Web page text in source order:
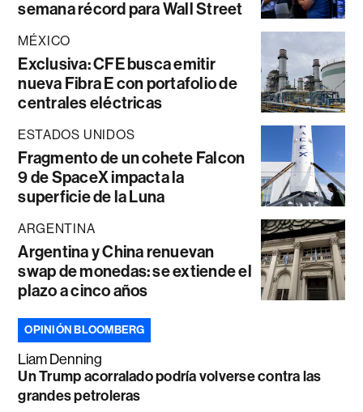
semana récord para Wall Street
MÉXICO
Exclusiva: CFE busca emitir
nueva Fibra E con portafolio de
centrales eléctricas
ESTADOS UNIDOS
Fragmento de un cohete Falcon
9 de SpaceX impacta la
superficie de la Luna
ARGENTINA
Argentina y China renuevan
swap de monedas: se extiende el
plazo a cinco años
OPINIÓN BLOOMBERG
Liam Denning
Un Trump acorralado podría volverse contra las
grandes petroleras